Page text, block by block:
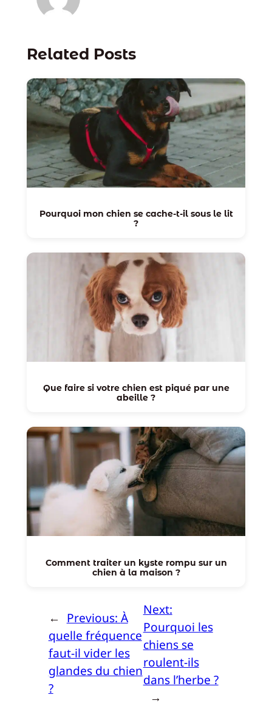
Related Posts
Pourquoi mon chien se cache-t-il sous le lit
?
Que faire si votre chien est piqué par une
abeille ?
Comment traiter un kyste rompu sur un
chien à la maison ?
← Previous: À
quelle fréquence
faut-il vider les
glandes du chien
?
Next:
Pourquoi les
chiens se
roulent-ils
dans l’herbe ?
→